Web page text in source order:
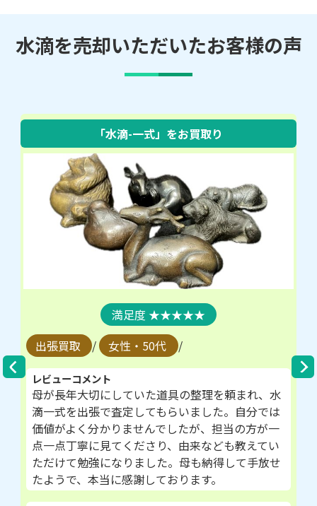
水滴を売却いただいたお客様の声
「水滴-一式」をお買取り
★★★★★
出張買取
/ 女性・50代 /
レビューコメント
母が長年大切にしていた道具の整理を頼まれ、水
滴一式を出張で査定してもらいました。自分では
価値がよく分かりませんでしたが、担当の方が一
点一点丁寧に見てくださり、由来なども教えてい
ただけて勉強になりました。母も納得して手放せ
たようで、本当に感謝しております。